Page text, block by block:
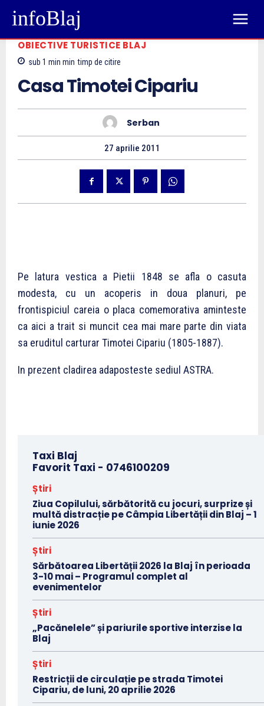
infoBlaj
OBIECTIVE TURISTICE BLAJ
sub 1 min min timp de citire
Casa Timotei Cipariu
Serban
27 aprilie 2011
Pe latura vestica a Pietii 1848 se afla o casuta
modesta, cu un acoperis in doua planuri, pe
frontispiciul careia o placa comemorativa aminteste
ca aici a trait si muncit cea mai mare parte din viata
sa eruditul carturar Timotei Cipariu (1805-1887).
In prezent cladirea adaposteste sediul ASTRA.
Taxi Blaj
Favorit Taxi - 0746100209
Știri
Ziua Copilului, sărbătorită cu jocuri, surprize și
multă distracție pe Câmpia Libertății din Blaj – 1
iunie 2026
Știri
Sărbătoarea Libertății 2026 la Blaj în perioada
3-10 mai – Programul complet al
evenimentelor
Știri
„Pacănelele” și pariurile sportive interzise la
Blaj
Știri
Restricții de circulație pe strada Timotei
Cipariu, de luni, 20 aprilie 2026